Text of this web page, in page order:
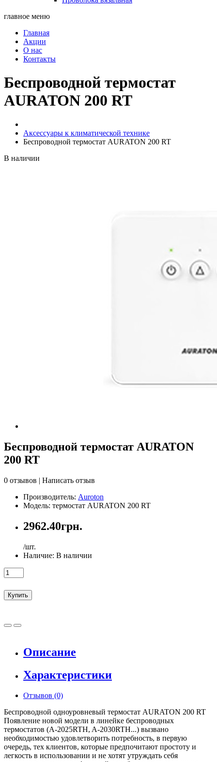
главное меню
Главная
Акции
О нас
Контакты
Беспроводной термостат
AURATON 200 RT
Аксессуары к климатической технике
Беспроводной термостат AURATON 200 RT
В наличии
Беспроводной термостат AURATON
200 RT
0 отзывов | Написать отзыв
Производитель: Auroton
Модель: термостат AURATON 200 RT
2962.40грн.
/шт.
Наличие: В наличии
Купить
Описание
Характеристики
Отзывов (0)
Беспроводной одноуровневый термостат AURATON 200 RT
Появление новой модели в линейке беспроводных
термостатов (А-2025RTH, A-2030RTH...) вызвано
необходимостью удовлетворить потребность, в первую
очередь, тех клиентов, которые предпочитают простоту и
легкость в использовании и не хотят утруждать себя